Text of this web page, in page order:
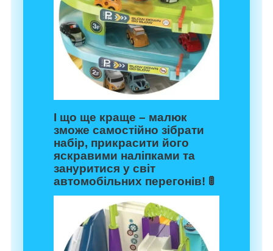
І що ще краще – малюк
зможе самостійно зібрати
набір, прикрасити його
яскравими наліпками та
зануритися у світ
автомобільних перегонів! 🚦